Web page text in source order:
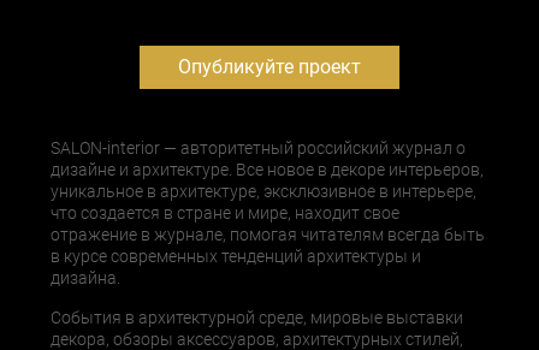
Опубликуйте проект
SALON-interior — авторитетный российский журнал о
дизайне и архитектуре. Все новое в декоре интерьеров,
уникальное в архитектуре, эксклюзивное в интерьере,
что создается в стране и мире, находит свое
отражение в журнале, помогая читателям всегда быть
в курсе современных тенденций архитектуры и
дизайна.
События в архитектурной среде, мировые выставки
декора, обзоры аксессуаров, архитектурных стилей,